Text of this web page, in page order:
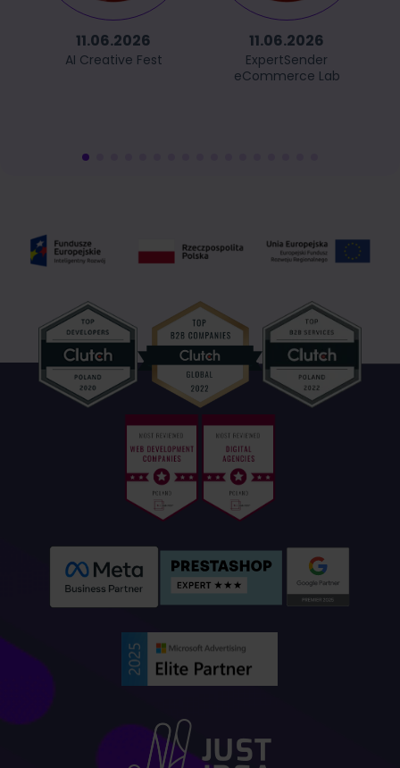
11.06.2026
AI Creative Fest
11.06.2026
ExpertSender
eCommerce Lab